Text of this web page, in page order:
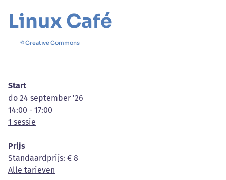
Linux Café
© Creative Commons
Start
do 24 september '26
14:00 - 17:00
1 sessie
Prijs
Standaardprijs: € 8
Alle tarieven